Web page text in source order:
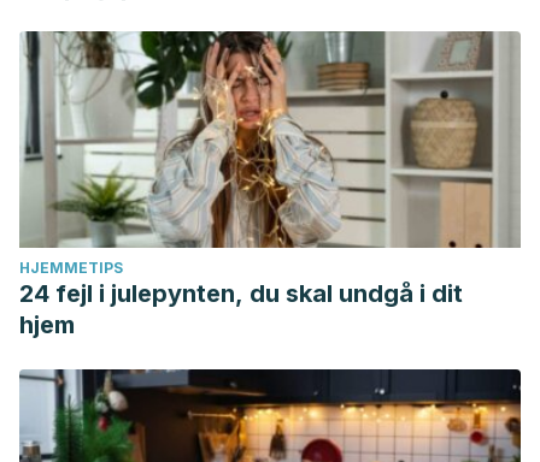
from https://www.apa.org/centrodeapoyo/tipos
Tan, S. Y., & Yip, A. (2018). Hans Selye (1907–1982):
Founder of the stress theory.Singapore medical journal
59(4), 170.
HJEMMETIPS
24 fejl i julepynten, du skal undgå i dit
hjem